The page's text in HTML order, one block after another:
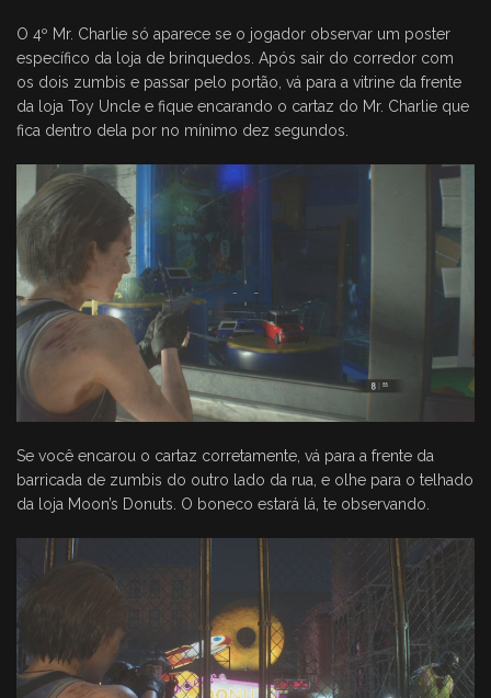
O 4º Mr. Charlie só aparece se o jogador observar um poster
específico da loja de brinquedos. Após sair do corredor com
os dois zumbis e passar pelo portão, vá para a vitrine da frente
da loja Toy Uncle e fique encarando o cartaz do Mr. Charlie que
fica dentro dela por no mínimo dez segundos.
Se você encarou o cartaz corretamente, vá para a frente da
barricada de zumbis do outro lado da rua, e olhe para o telhado
da loja Moon’s Donuts. O boneco estará lá, te observando.